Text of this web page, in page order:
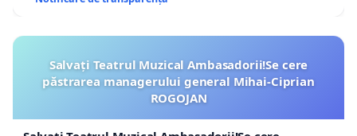
“(1) PREŞEDINTELE ROMÂNIEI REPREZINTĂ STATUL
(2) PREŞEDINTELE ROMÂNIEI VEGHEAZĂ LA
funcţionare a autorităţilor publice. În acest scop,
mediere între puterile statului, precum şi între stat şi
Salvați Teatrul Muzical Ambasadorii!Se cere
păstrarea managerului general Mihai-Ciprian
ROGOJAN